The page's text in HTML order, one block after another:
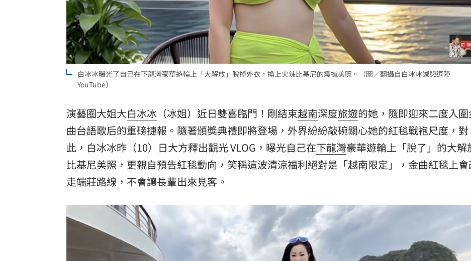
白冰冰曝光了自己在下龍灣豪華遊輪上「大解放」脫掉外衣，換上火辣比基尼的震撼美照。（圖／翻攝自白冰冰誠懇逗陣
YouTube）
演藝圈大姐大白冰冰 （冰姐）近日雙喜臨門！剛結束越南深度旅遊的她，隨即迎來二度入
曲台語歌后的重磅捷報。隨著頒獎典禮即將登場，外界紛紛敲碗關心她的紅毯戰袍尺度，對
此，白冰冰昨（10）日大方釋出觀光 VLOG，曝光自己在下龍灣豪華遊輪上「脫了」的大解
比基尼美照，更親自預告紅毯動向，笑稱這波清涼福利絕對是「越南限定」，金曲紅毯上會
走端莊路線，不會讓長輩出來見客。